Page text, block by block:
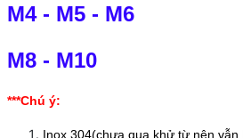
M4- M5- M6
M8- M10
***Chú ý:
Inox 304(chưa qua khử từ nên